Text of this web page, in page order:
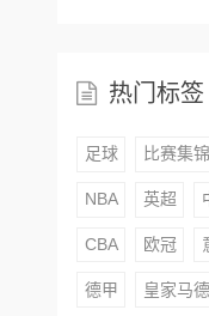
热门标签
足球 比赛集锦
NBA 英超
CBA 欧冠
德甲 皇家马